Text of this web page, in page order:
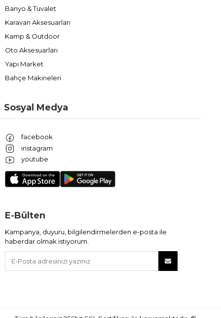
Banyo & Tuvalet
Karavan Aksesuarları
Kamp & Outdoor
Oto Aksesuarları
Yapı Market
Bahçe Makineleri
Sosyal Medya
facebook
instagram
youtube
E-Bülten
Kampanya, duyuru, bilgilendirmelerden e-posta ile
haberdar olmak istiyorum.